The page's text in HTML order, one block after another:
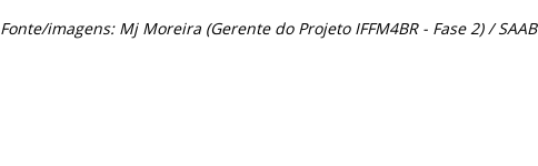
Fonte/imagens: Mj Moreira (Gerente do Projeto IFFM4BR - Fase 2) / SAAB